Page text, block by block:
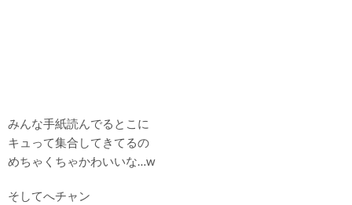
みんな手紙読んでるとこに
キュって集合してきてるの
めちゃくちゃかわいいな…w
そしてへチャン